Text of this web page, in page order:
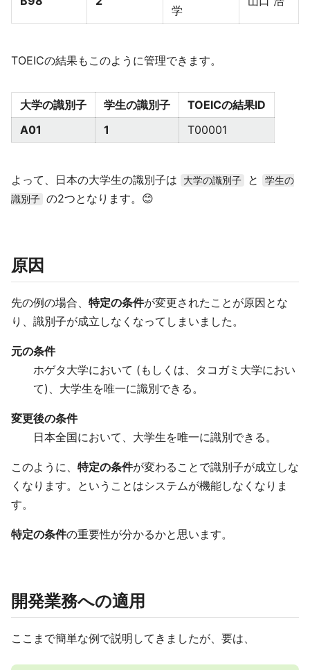
学
TOEICの結果もこのように管理できます。
大学の識別子 学生の識別子
TOEICの結果ID
A01
1 T00001
よって、日本の大学生の識別子は 大学の識別子 と
学生の
識別子 の2つとなります。😊
原因
先の例の場合、 特定の条件が変更されたことが原因とな
り、識別子が成立しなくなってしまいました。
元の条件
ホゲタ大学において (もしくは、タコガミ大学におい
て)、大学生を唯一に識別できる。
変更後の条件
日本全国において、大学生を唯一に識別できる。
このように、 特定の条件が変わることで識別子が成立しな
くなります。ということはシステムが機能しなくなりま
す。
特定の条件の重要性が分かるかと思います。
開発業務への適用
ここまで簡単な例で説明してきましたが、要は、